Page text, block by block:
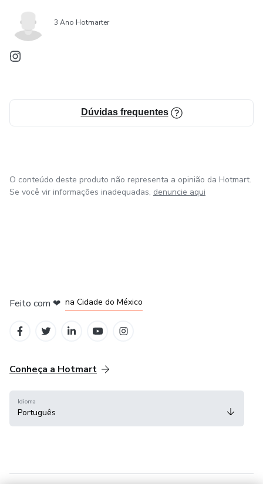
3 Ano Hotmarter
Dúvidas frequentes
O conteúdo deste produto não representa a opinião da Hotmart.
Se você vir informações inadequadas, denuncie aqui
Feito com ❤ na Cidade do México
Conheça a Hotmart
Idioma
Português